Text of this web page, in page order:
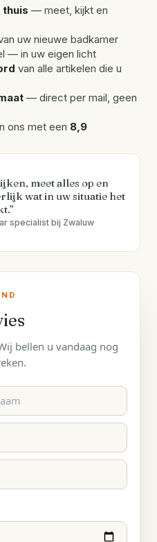
thuis — meet, kijkt en
uw nieuwe badkamer
— in uw eigen licht
van alle artikelen die u
— direct per mail, geen
ons met een 8,9
meet alles op en
wat in uw situatie het
specialist bij Zwaluw
bellen u vandaag nog